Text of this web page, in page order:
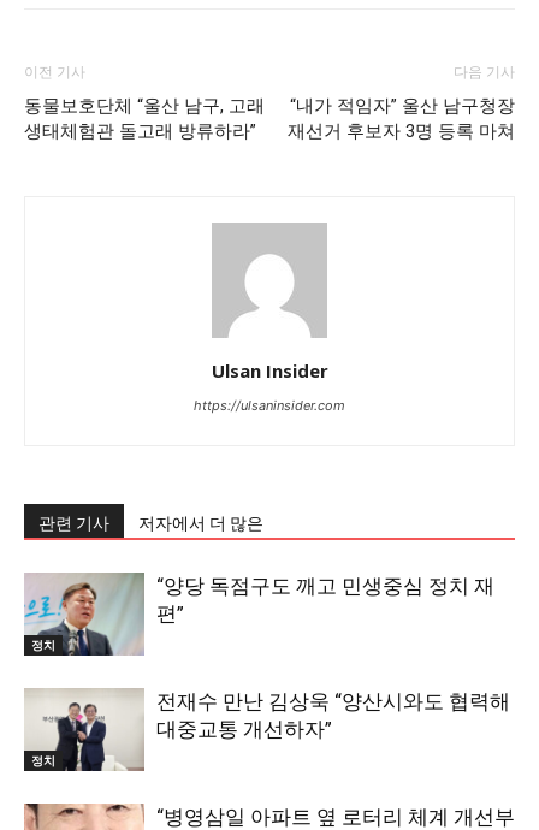
이전 기사
동물보호단체 “울산 남구, 고래
생태체험관 돌고래 방류하라”
다음 기사
“내가 적임자” 울산 남구청장
재선거 후보자 3명 등록 마쳐
Ulsan Insider
https://ulsaninsider.com
관련 기사 저자에서 더 많은
정치
“양당 독점구도 깨고 민생중심 정치 재
편”
정치
전재수 만난 김상욱 “양산시와도 협력해
대중교통 개선하자”
“병영삼일 아파트 옆 로터리 체계 개선부